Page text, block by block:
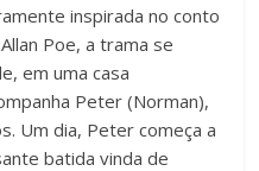
inspirada no conto
Poe, a trama se
em uma casa
Peter (Norman),
Um dia, Peter começa a
batida vinda de